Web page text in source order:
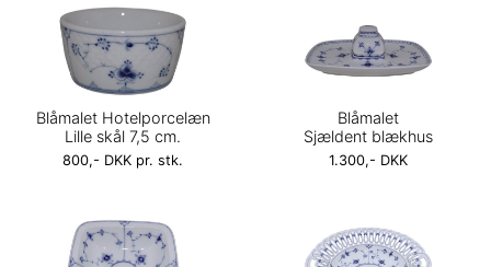
Blåmalet Hotelporcelæn
Lille skål 7,5 cm.
800,- DKK pr. stk.
Blåmalet
Sjældent blækhus
1.300,- DKK